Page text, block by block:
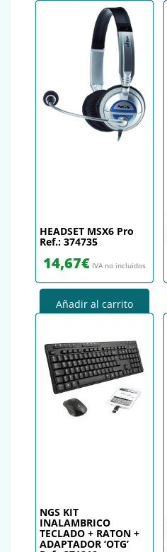
HEADSET MSX6 Pro
Ref.: 374735
14,67€ IVA no incluidos
Añadir al carrito
NGS KIT
INALAMBRICO
TECLADO + RATON +
ADAPTADOR ‘OTG’